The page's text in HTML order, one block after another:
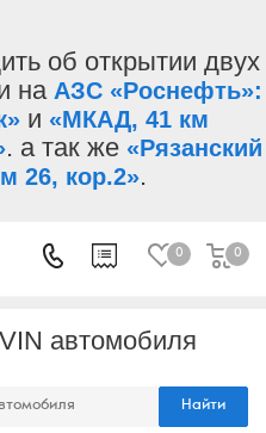
об открытии двух
на АЗС «Роснефть»:
и «МКАД, 41 км
. а так же «Рязанский
26, кор.2».
0 0
автомобиля
Найти